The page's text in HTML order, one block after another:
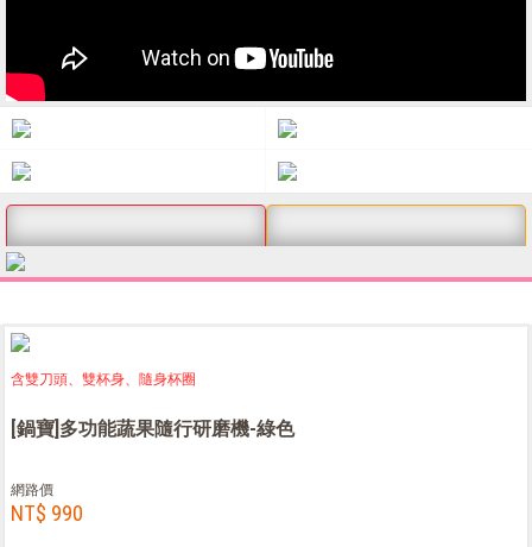
含雙刀頭、雙杯身、隨身杯圈
[鍋寶]多功能蔬果隨行研磨機-綠色
網路價
NT$ 990